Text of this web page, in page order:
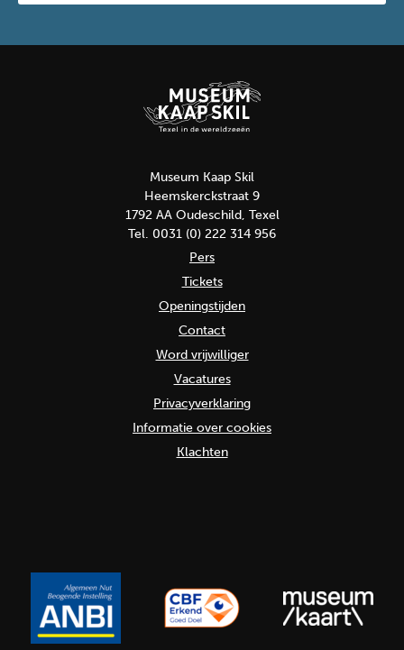
Museum Kaap Skil
Heemskerckstraat 9
1792 AA Oudeschild, Texel
Tel. 0031 (0) 222 314 956
Pers
Tickets
Openingstijden
Contact
Word vrijwilliger
Vacatures
Privacyverklaring
Informatie over cookies
Klachten